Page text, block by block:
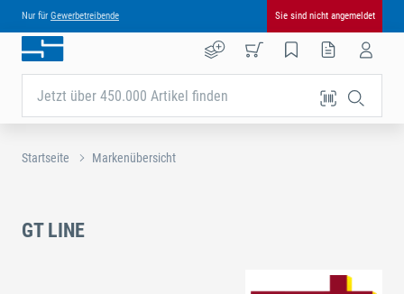
Nur für Gewerbetreibende Sie sind nicht angemeldet
Jetzt über 450.000 Artikel finden
Startseite Markenübersicht
GT LINE